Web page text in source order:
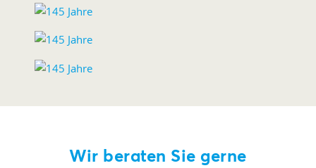
Wir beraten Sie gerne